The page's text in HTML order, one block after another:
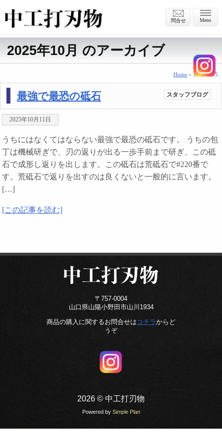
Menu
問合せ
2025年10月 のアーカイブ
Home » 10月 2025
最強で最恐の砥石 スタッフブログ
2025年10月11日
うちにはなくてはならない最強で最恐の砥石です。 うちの包
丁は機械研ぎで、刃の返りが出る一歩手前まで研ぎ、この砥
石で成形し返りを出します。この砥石は荒砥石で#220番で
す。荒砥石で返りを出すのは良くないと一般的に言います。
[…]
[この記事を読む]
〒757-0004
山口県山陽小野田市山川1934
商品の購入に関するお問合せは コチラからど
うぞ
2026 © 中工打刃物
Powered by Simple Plan